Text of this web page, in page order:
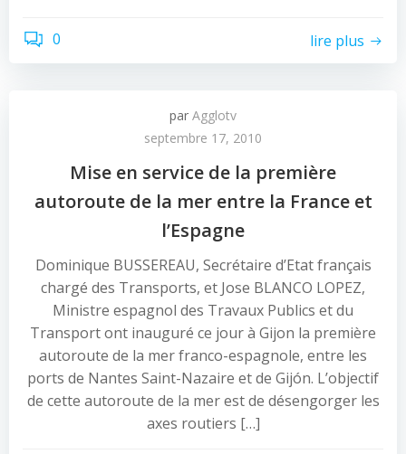
0 lire plus
par Agglotv
septembre 17, 2010
Mise en service de la première
autoroute de la mer entre la France et
l’Espagne
Dominique BUSSEREAU, Secrétaire d’Etat français
chargé des Transports, et Jose BLANCO LOPEZ,
Ministre espagnol des Travaux Publics et du
Transport ont inauguré ce jour à Gijon la première
autoroute de la mer franco-espagnole, entre les
ports de Nantes Saint-Nazaire et de Gijón. L’objectif
de cette autoroute de la mer est de désengorger les
axes routiers […]